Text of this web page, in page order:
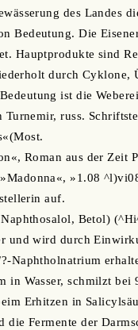
des Landes
Bedeutung. Die
Hauptprodukte sind
durch Cyklone,
ist die
russ.
Roman aus der Zeit
»1.08
auf.
Betol)
und wird durch
Naphtholnatrium
in Wasser, schmilzt
Erhitzen in
die Fermente der